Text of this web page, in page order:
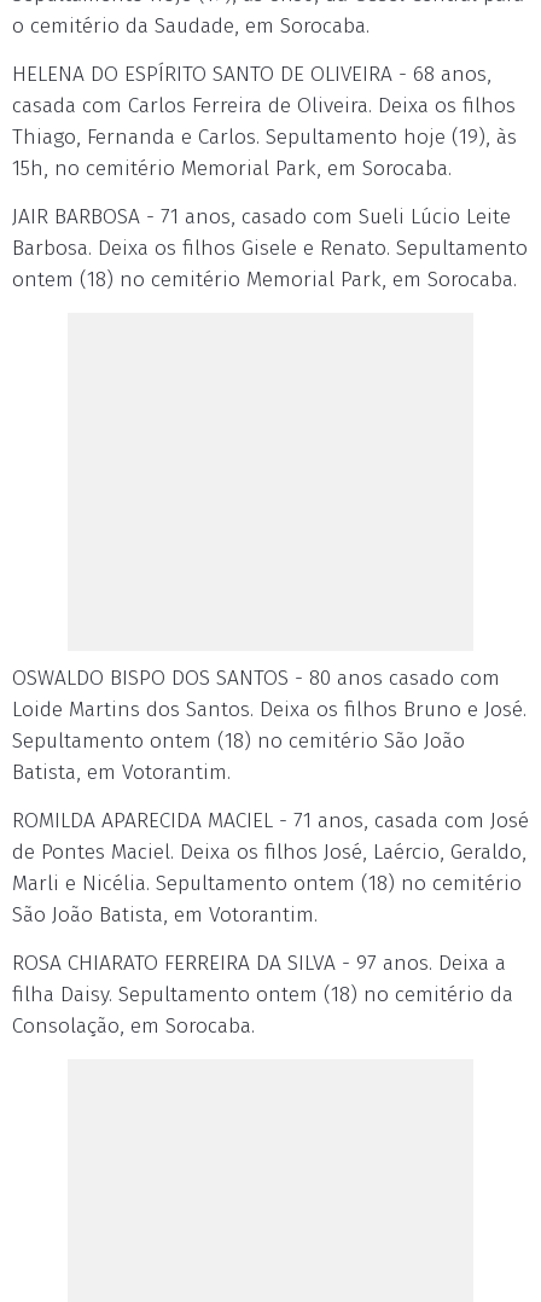
o cemitério da Saudade, em Sorocaba.
HELENA DO ESPÍRITO SANTO DE OLIVEIRA - 68 anos,
casada com Carlos Ferreira de Oliveira. Deixa os filhos
Thiago, Fernanda e Carlos. Sepultamento hoje (19), às
15h, no cemitério Memorial Park, em Sorocaba.
JAIR BARBOSA - 71 anos, casado com Sueli Lúcio Leite
Barbosa. Deixa os filhos Gisele e Renato. Sepultamento
ontem (18) no cemitério Memorial Park, em Sorocaba.
OSWALDO BISPO DOS SANTOS - 80 anos casado com
Loide Martins dos Santos. Deixa os filhos Bruno e José.
Sepultamento ontem (18) no cemitério São João
Batista, em Votorantim.
ROMILDA APARECIDA MACIEL - 71 anos, casada com José
de Pontes Maciel. Deixa os filhos José, Laércio, Geraldo,
Marli e Nicélia. Sepultamento ontem (18) no cemitério
São João Batista, em Votorantim.
ROSA CHIARATO FERREIRA DA SILVA - 97 anos. Deixa a
filha Daisy. Sepultamento ontem (18) no cemitério da
Consolação, em Sorocaba.